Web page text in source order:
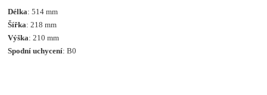
Délka: 514 mm
Šířka: 218 mm
Výška: 210 mm
Spodní uchycení: B0